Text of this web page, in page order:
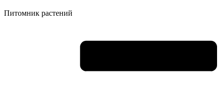
Питомник растений